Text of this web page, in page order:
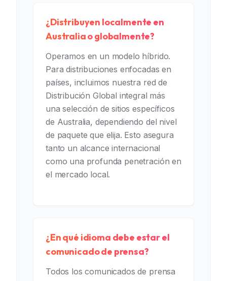
¿Distribuyen localmente en
Australia o globalmente?
Operamos en un modelo híbrido.
Para distribuciones enfocadas en
países, incluimos nuestra red de
Distribución Global integral más
una selección de sitios específicos
de Australia, dependiendo del nivel
de paquete que elija. Esto asegura
tanto un alcance internacional
como una profunda penetración en
el mercado local.
¿En qué idioma debe estar el
comunicado de prensa?
Todos los comunicados de prensa